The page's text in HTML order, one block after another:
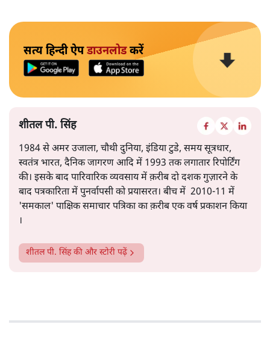
सत्य हिन्दी ऐपडाउनलोडकरें
शीतल पी. सिंह
1984 से अमर उजाला, चौथी दुनिया, इंडिया टुडे, समय सूत्रधार,
स्वतंत्र भारत, दैनिक जागरण आदि में 1993 तक लगातार रिपोर्टिंग
की। इसके बाद पारिवारिक व्यवसाय में क़रीब दो दशक गुज़ारने के
बाद पत्रकारिता में पुनर्वापसी को प्रयासरत। बीच में 2010-11 में
'समकाल' पाक्षिक समाचार पत्रिका का क़रीब एक वर्ष प्रकाशन किया
।
शीतल पी. सिंहकी और स्टोरी पढ़ें